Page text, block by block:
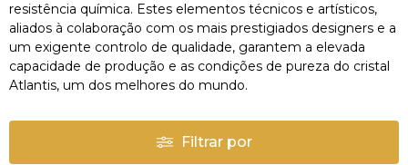
resistência química. Estes elementos técnicos e artísticos,
aliados à colaboração com os mais prestigiados designers e a
um exigente controlo de qualidade, garantem a elevada
capacidade de produção e as condições de pureza do cristal
Atlantis, um dos melhores do mundo.
Filtrar por